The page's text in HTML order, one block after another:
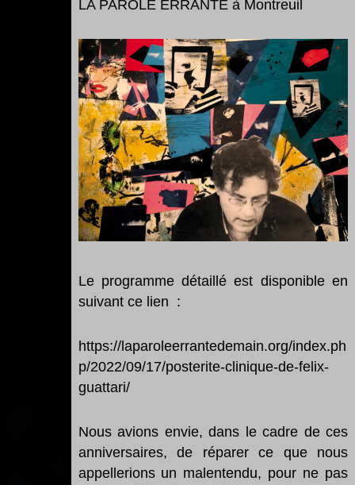
LA PAROLE ERRANTE à Montreuil
Le programme détaillé est disponible en
suivant ce lien :
https://laparoleerrantedemain.org/index.ph
p/2022/09/17/posterite-clinique-de-felix-
guattari/
Nous avions envie, dans le cadre de ces
anniversaires, de réparer ce que nous
appellerions un malentendu, pour ne pas